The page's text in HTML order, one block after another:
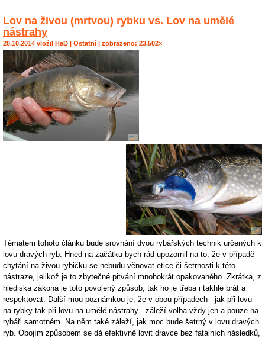
Lov na živou (mrtvou) rybku vs. Lov na umělé
nástrahy
20.10.2014 vložil HaD | Ostatní | zobrazeno: 23.502×
Tématem tohoto článku bude srovnání dvou rybářských technik určených k
lovu dravých ryb. Hned na začátku bych rád upozornil na to, že v případě
chytání na živou rybičku se nebudu věnovat etice či šetrnosti k této
nástraze, jelikož je to zbytečné pitvání mnohokrát opakovaného. Zkrátka, z
hlediska zákona je toto povolený způsob, tak ho je třeba i takhle brát a
respektovat. Další mou poznámkou je, že v obou případech - jak při lovu
na rybky tak při lovu na umělé nástrahy - záleží volba vždy jen a pouze na
rybáři samotném. Na něm také záleží, jak moc bude šetrný v lovu dravých
ryb. Obojím způsobem se dá efektivně lovit dravce bez fatálních následků,